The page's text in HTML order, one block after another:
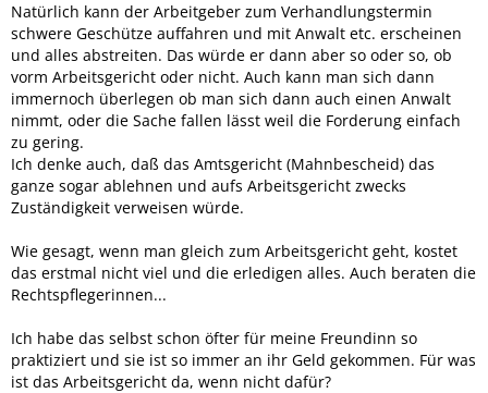
Natürlich kann der Arbeitgeber zum Verhandlungstermin
schwere Geschütze auffahren und mit Anwalt etc. erscheinen
und alles abstreiten. Das würde er dann aber so oder so, ob
vorm Arbeitsgericht oder nicht. Auch kann man sich dann
immernoch überlegen ob man sich dann auch einen Anwalt
nimmt, oder die Sache fallen lässt weil die Forderung einfach
zu gering.
Ich denke auch, daß das Amtsgericht (Mahnbescheid) das
ganze sogar ablehnen und aufs Arbeitsgericht zwecks
Zuständigkeit verweisen würde.
Wie gesagt, wenn man gleich zum Arbeitsgericht geht, kostet
das erstmal nicht viel und die erledigen alles. Auch beraten die
Rechtspflegerinnen...
Ich habe das selbst schon öfter für meine Freundinn so
praktiziert und sie ist so immer an ihr Geld gekommen. Für was
ist das Arbeitsgericht da, wenn nicht dafür?